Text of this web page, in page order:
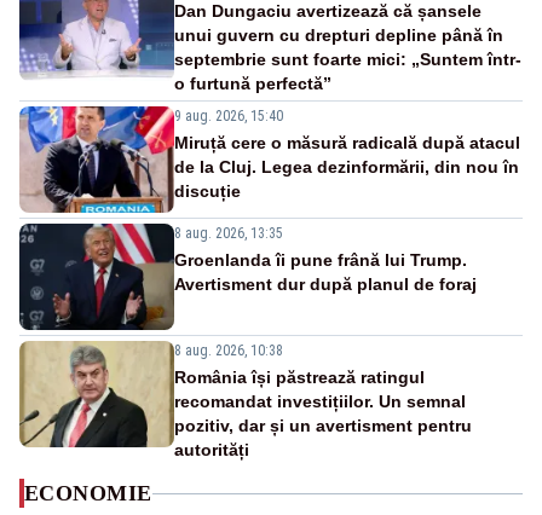
Dan Dungaciu avertizează că șansele
unui guvern cu drepturi depline până în
septembrie sunt foarte mici: „Suntem într-
o furtună perfectă”
9 aug. 2026, 15:40
Miruță cere o măsură radicală după atacul
de la Cluj. Legea dezinformării, din nou în
discuție
8 aug. 2026, 13:35
Groenlanda îi pune frână lui Trump.
Avertisment dur după planul de foraj
8 aug. 2026, 10:38
România își păstrează ratingul
recomandat investițiilor. Un semnal
pozitiv, dar și un avertisment pentru
autorități
ECONOMIE